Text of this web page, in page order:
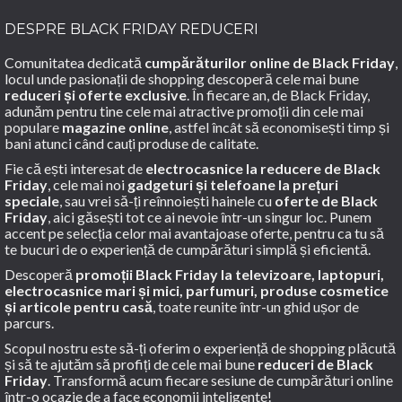
DESPRE BLACK FRIDAY REDUCERI
Comunitatea dedicată cumpărăturilor online de Black Friday
locul unde pasionații de shopping descoperă cele mai bune
reduceri și oferte exclusive . În fiecare an, de Black Friday,
adunăm pentru tine cele mai atractive promoții din cele mai
populare magazine online , astfel încât să economisești timp și
bani atunci când cauți produse de calitate.
Fie că ești interesat de electrocasnice la reducere de Black
Friday , cele mai noi gadgeturi și telefoane la prețuri
speciale , sau vrei să-ți reînnoiești hainele cu oferte de Black
Friday , aici găsești tot ce ai nevoie într-un singur loc. Punem
accent pe selecția celor mai avantajoase oferte, pentru ca tu să
te bucuri de o experiență de cumpărături simplă și eficientă.
Descoperă promoții Black Friday la televizoare, laptopuri,
electrocasnice mari și mici, parfumuri, produse cosmetice
și articole pentru casă , toate reunite într-un ghid ușor de
parcurs.
Scopul nostru este să-ți oferim o experiență de shopping plăcută
și să te ajutăm să profiți de cele mai bune reduceri de Black
Friday . Transformă acum fiecare sesiune de cumpărături online
într-o ocazie de a face economii inteligente!